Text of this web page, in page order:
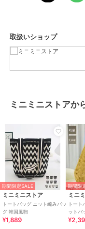
す。予めご了承の上、ご
ショップ ミ
レ
バ
カラー
ラ
エ
ラ
ー
す
ブ
ル
ン
取扱いショップ
ミニミニストアか
期間限定SALE
ミニミニストア
トートバッグ ニット編みバッ
グ 韓国風鞄
¥1,889
期間限
ミニ
トート
ットバ